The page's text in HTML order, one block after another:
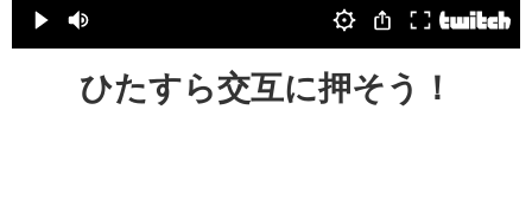
ひたすら交互に押そう！